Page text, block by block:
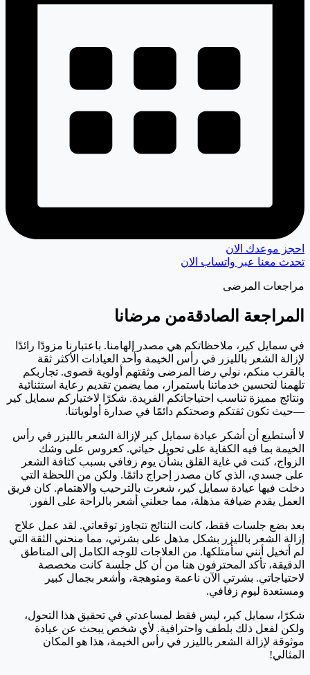
احجز موعدك الان
تحدث معنا عبر واتساب الان
مراجعات المرضى
المراجعة الصادقةمن مرضانا
في سمايل كير، ملاحظاتكم هي مصدر إلهامنا. باعتبارنا مزودًا رائدًا
لإزالة الشعر بالليزر في رأس الخيمة وأحد العيادات الأكثر ثقة
بالقرب منكم، نولي رضا المرضى وثقتهم أولوية قصوى. تجاربكم
تلهمنا لتحسين خدماتنا باستمرار، مما يضمن تقديم رعاية استثنائية
ونتائج مميزة تناسب احتياجاتكم الفريدة. شكرًا لاختياركم سمايل كير
—حيث تكون ثقتكم وصحتكم دائمًا في صدارة أولوياتنا.
لا أستطيع أن أشكر عيادة سمايل كير لإزالة الشعر بالليزر في رأس
الخيمة بما فيه الكفاية على تحويل حياتي. كعروس على وشك
الزواج، كنت في غاية القلق بشأن يوم زفافي بسبب كثافة الشعر
على جسدي، الذي كان مصدر إحراج دائمًا. ولكن من اللحظة التي
دخلت فيها عيادة سمايل كير، شعرت بالترحيب والاهتمام. كان فريق
العمل يقدم ضيافة مذهلة، مما جعلني أشعر بالراحة على الفور.
بعد بضع جلسات فقط، كانت النتائج تتجاوز توقعاتي. لقد عمل علاج
إزالة الشعر بالليزر بشكل مذهل على بشرتي، مما منحني الثقة التي
لم أتخيل أنني سأمتلكها. من العلاجات للوجه الكامل إلى المناطق
الدقيقة، تأكد المحترفون هنا من أن كل جلسة كانت مخصصة
لاحتياجاتي. بشرتي الآن ناعمة ومتوهجة، وأشعر بجمال كبير
ومستعدة ليوم زفافي.
شكرًا، سمايل كير، ليس فقط لمساعدتي في تحقيق هذا التحول،
ولكن لفعل ذلك بلطف واحترافية. لأي شخص يبحث عن عيادة
موثوقة لإزالة الشعر بالليزر في رأس الخيمة، هذا هو المكان
المثالي!